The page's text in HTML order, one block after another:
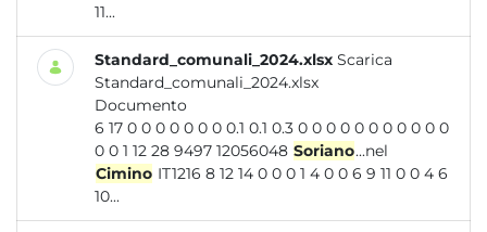
11...
Standard_comunali_2024.xlsx Scarica
Standard_comunali_2024.xlsx
Documento
6 17 0 0 0 0 0 0 0 0.1 0.1 0.3 0 0 0 0 0 0 0 0 0 0 0
0 0 1 12 28 9497 12056048 Soriano...nel
Cimino IT1216 8 12 14 0 0 0 1 4 0 0 6 9 11 0 0 4 6
10...